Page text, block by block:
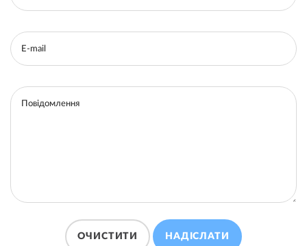
E-mail
Повідомлення
ОЧИСТИТИ НАДІСЛАТИ